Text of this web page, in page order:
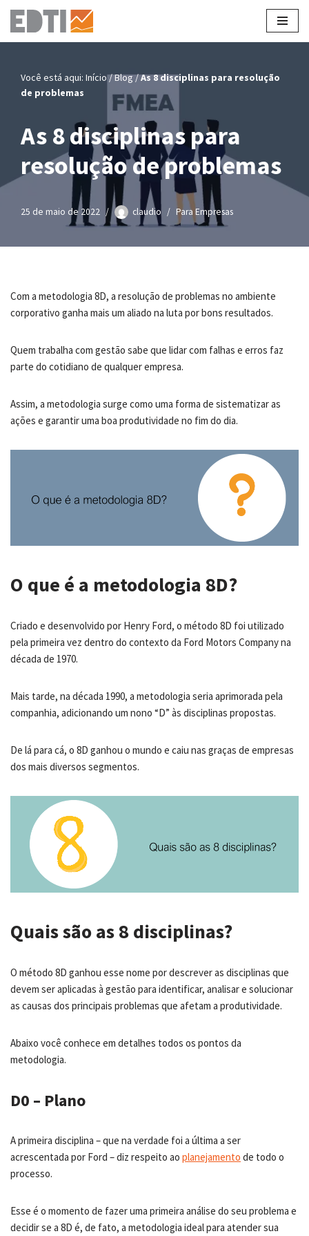
Pular
conteúdo
Você está aqui: Início/Blog/As 8 disciplinas para resolução
de problemas
As 8 disciplinas para
resolução de problemas
25 de maio de 2022 claudio Para Empresas
Com a metodologia 8D, a resolução de problemas no ambiente
corporativo ganha mais um aliado na luta por bons resultados.
Quem trabalha com gestão sabe que lidar com falhas e erros faz
parte do cotidiano de qualquer empresa.
Assim, a metodologia surge como uma forma de sistematizar as
ações e garantir uma boa produtividade no fim do dia.
O que é a metodologia 8D?
Criado e desenvolvido por Henry Ford, o método 8D foi utilizado
pela primeira vez dentro do contexto da Ford Motors Company na
década de 1970.
Mais tarde, na década 1990, a metodologia seria aprimorada pela
companhia, adicionando um nono “D” às disciplinas propostas.
De lá para cá, o 8D ganhou o mundo e caiu nas graças de empresas
dos mais diversos segmentos.
Quais são as 8 disciplinas?
O método 8D ganhou esse nome por descrever as disciplinas que
devem ser aplicadas à gestão para identificar, analisar e solucionar
as causas dos principais problemas que afetam a produtividade.
Abaixo você conhece em detalhes todos os pontos da
metodologia.
D0 – Plano
A primeira disciplina – que na verdade foi a última a ser
acrescentada por Ford – diz respeito ao planejamento de todo o
processo.
Esse é o momento de fazer uma primeira análise do seu problema e
decidir se a 8D é, de fato, a metodologia ideal para atender sua